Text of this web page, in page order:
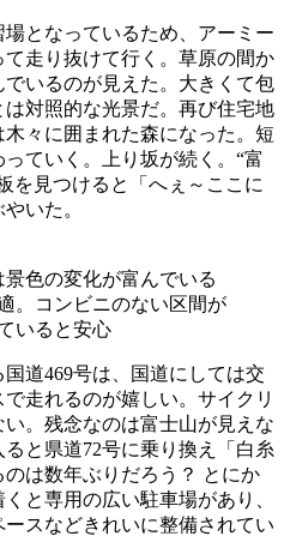
となっているため、アーミー
走り抜けて行く。草原の間か
いるのが見えた。大きくて包
対照的な光景だ。再び住宅地
々に囲まれた森になった。短
ていく。上り坂が続く。“富
を見つけると「へぇ～ここに
いた。
色の変化が富んでいる
。コンビニのない区間が
いると安心
道469号は、国道にしては交
走れるのが嬉しい。サイクリ
。残念なのは富士山が見えな
と県道72号に乗り換え「白糸
は数年ぶりだろう？ とにか
と専用の広い駐車場があり、
スなどきれいに整備されてい